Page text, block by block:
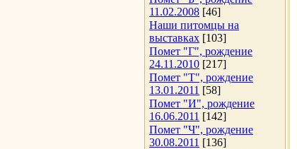
11.02.2008 [46]
Наши питомцы на
выставках [103]
Помет "Г", рождение
24.11.2010 [217]
Помет "Т", рождение
13.01.2011 [58]
Помет "И", рождение
16.06.2011 [142]
Помет "Ч", рождение
30.08.2011 [136]